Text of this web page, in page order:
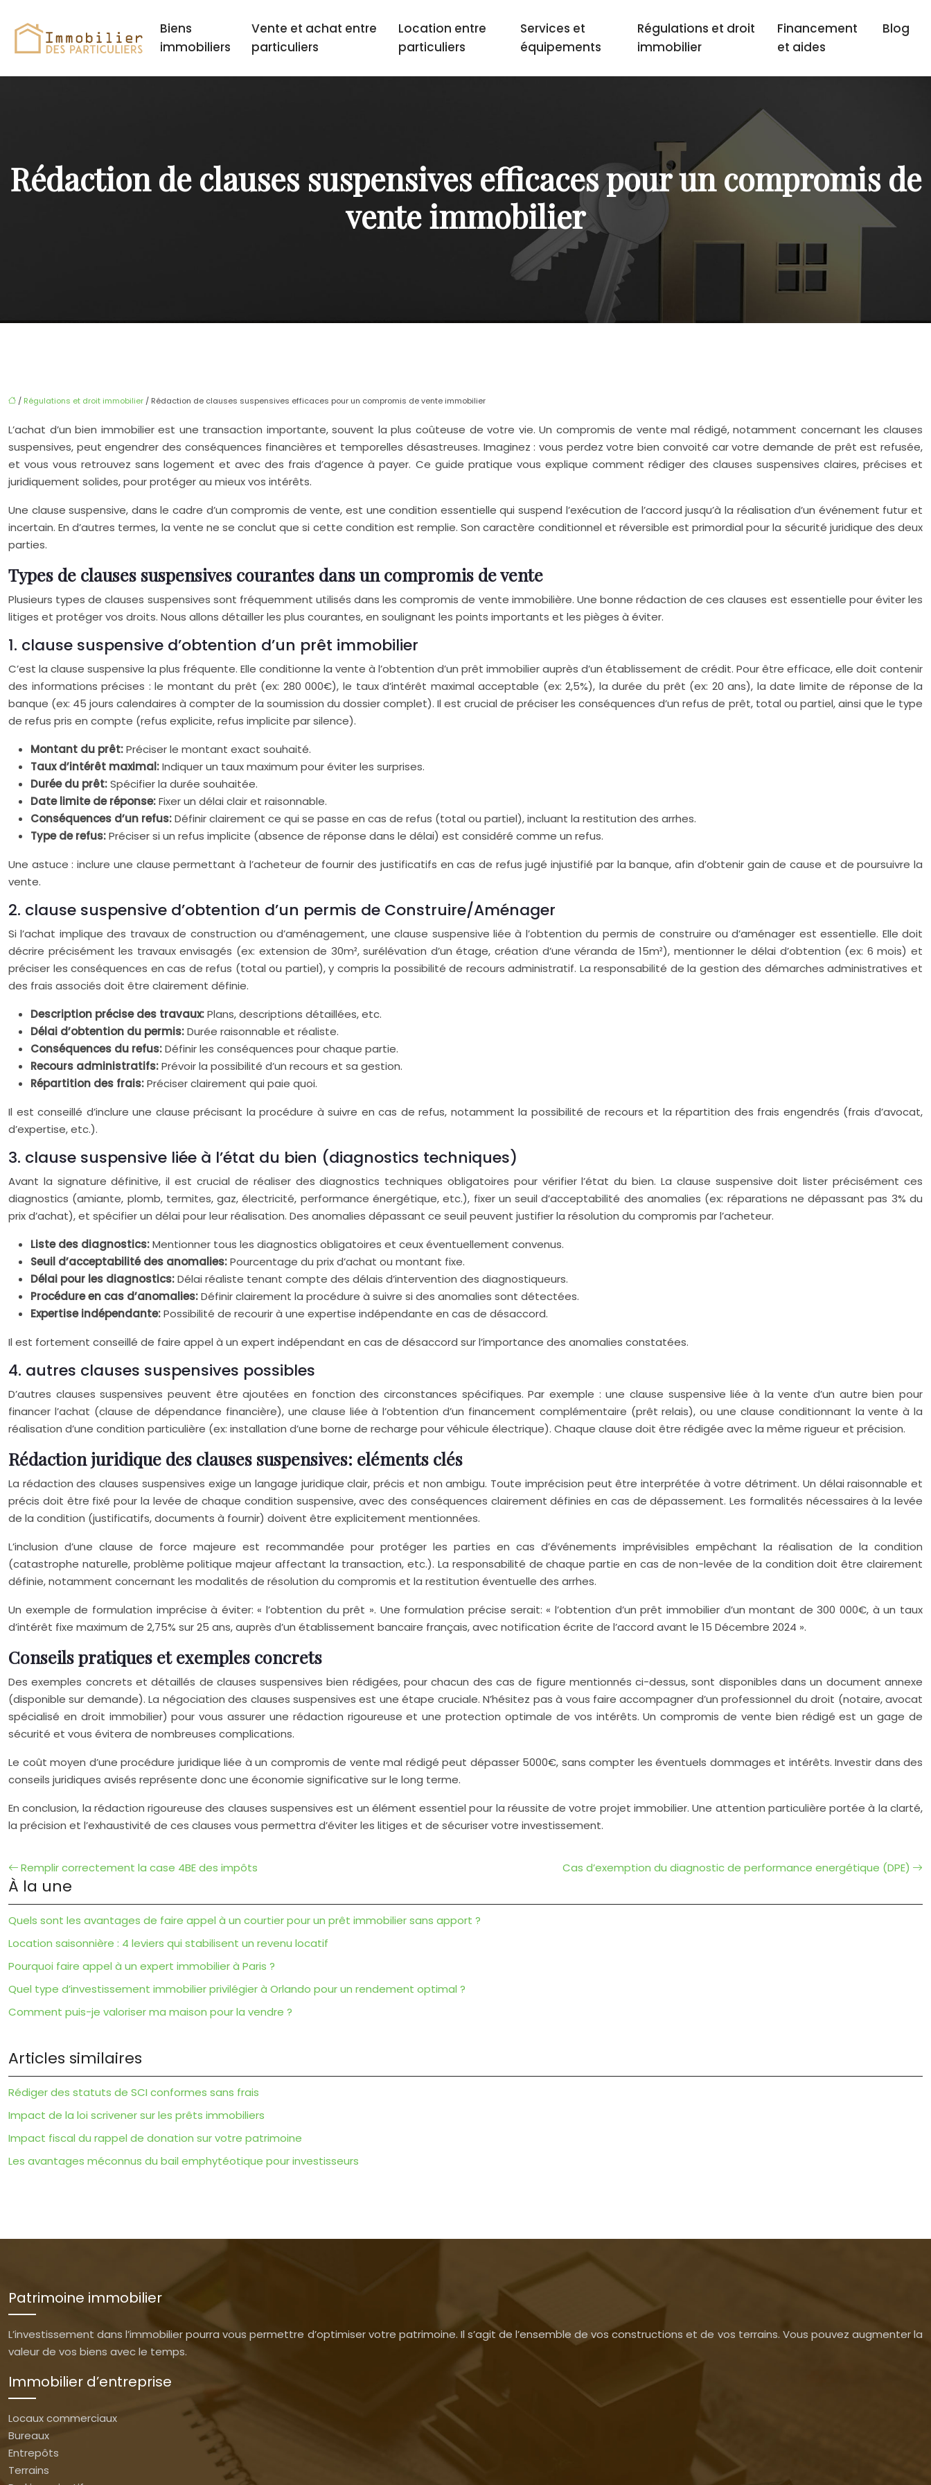
Biens
immobiliers
Vente et achat entre
particuliers
Location entre
particuliers
Services et
équipements
Régulations et droit
immobilier
Financement
et aides
Blog
Rédaction de clauses suspensives efficaces pour un compromis de
vente immobilier
/ Régulations et droit immobilier / Rédaction de clauses suspensives efficaces pour un compromis de vente immobilier
L’achat d’un bien immobilier est une transaction importante, souvent la plus coûteuse de votre vie. Un compromis de vente mal rédigé, notamment concernant les clauses
suspensives, peut engendrer des conséquences financières et temporelles désastreuses. Imaginez : vous perdez votre bien convoité car votre demande de prêt est refusée,
et vous vous retrouvez sans logement et avec des frais d’agence à payer. Ce guide pratique vous explique comment rédiger des clauses suspensives claires, précises et
juridiquement solides, pour protéger au mieux vos intérêts.
Une clause suspensive, dans le cadre d’un compromis de vente, est une condition essentielle qui suspend l’exécution de l’accord jusqu’à la réalisation d’un événement futur et
incertain. En d’autres termes, la vente ne se conclut que si cette condition est remplie. Son caractère conditionnel et réversible est primordial pour la sécurité juridique des deux
parties.
Types de clauses suspensives courantes dans un compromis de vente
Plusieurs types de clauses suspensives sont fréquemment utilisés dans les compromis de vente immobilière. Une bonne rédaction de ces clauses est essentielle pour éviter les
litiges et protéger vos droits. Nous allons détailler les plus courantes, en soulignant les points importants et les pièges à éviter.
1. clause suspensive d’obtention d’un prêt immobilier
C’est la clause suspensive la plus fréquente. Elle conditionne la vente à l’obtention d’un prêt immobilier auprès d’un établissement de crédit. Pour être efficace, elle doit contenir
des informations précises : le montant du prêt (ex: 280 000€), le taux d’intérêt maximal acceptable (ex: 2,5%), la durée du prêt (ex: 20 ans), la date limite de réponse de la
banque (ex: 45 jours calendaires à compter de la soumission du dossier complet). Il est crucial de préciser les conséquences d’un refus de prêt, total ou partiel, ainsi que le type
de refus pris en compte (refus explicite, refus implicite par silence).
Montant du prêt:Préciser le montant exact souhaité.
Taux d’intérêt maximal:Indiquer un taux maximum pour éviter les surprises.
Durée du prêt:Spécifier la durée souhaitée.
Date limite de réponse:Fixer un délai clair et raisonnable.
Conséquences d’un refus:Définir clairement ce qui se passe en cas de refus (total ou partiel), incluant la restitution des arrhes.
Type de refus:Préciser si un refus implicite (absence de réponse dans le délai) est considéré comme un refus.
Une astuce : inclure une clause permettant à l’acheteur de fournir des justificatifs en cas de refus jugé injustifié par la banque, afin d’obtenir gain de cause et de poursuivre la
vente.
2. clause suspensive d’obtention d’un permis de Construire/Aménager
Si l’achat implique des travaux de construction ou d’aménagement, une clause suspensive liée à l’obtention du permis de construire ou d’aménager est essentielle. Elle doit
décrire précisément les travaux envisagés (ex: extension de 30m², surélévation d’un étage, création d’une véranda de 15m²), mentionner le délai d’obtention (ex: 6 mois) et
préciser les conséquences en cas de refus (total ou partiel), y compris la possibilité de recours administratif. La responsabilité de la gestion des démarches administratives et
des frais associés doit être clairement définie.
Description précise des travaux:Plans, descriptions détaillées, etc.
Délai d’obtention du permis:Durée raisonnable et réaliste.
Conséquences du refus:Définir les conséquences pour chaque partie.
Recours administratifs:Prévoir la possibilité d’un recours et sa gestion.
Répartition des frais:Préciser clairement qui paie quoi.
Il est conseillé d’inclure une clause précisant la procédure à suivre en cas de refus, notamment la possibilité de recours et la répartition des frais engendrés (frais d’avocat,
d’expertise, etc.).
3. clause suspensive liée à l’état du bien (diagnostics techniques)
Avant la signature définitive, il est crucial de réaliser des diagnostics techniques obligatoires pour vérifier l’état du bien. La clause suspensive doit lister précisément ces
diagnostics (amiante, plomb, termites, gaz, électricité, performance énergétique, etc.), fixer un seuil d’acceptabilité des anomalies (ex: réparations ne dépassant pas 3% du
prix d’achat), et spécifier un délai pour leur réalisation. Des anomalies dépassant ce seuil peuvent justifier la résolution du compromis par l’acheteur.
Liste des diagnostics:Mentionner tous les diagnostics obligatoires et ceux éventuellement convenus.
Seuil d’acceptabilité des anomalies:Pourcentage du prix d’achat ou montant fixe.
Délai pour les diagnostics:Délai réaliste tenant compte des délais d’intervention des diagnostiqueurs.
Procédure en cas d’anomalies:Définir clairement la procédure à suivre si des anomalies sont détectées.
Expertise indépendante:Possibilité de recourir à une expertise indépendante en cas de désaccord.
Il est fortement conseillé de faire appel à un expert indépendant en cas de désaccord sur l’importance des anomalies constatées.
4. autres clauses suspensives possibles
D’autres clauses suspensives peuvent être ajoutées en fonction des circonstances spécifiques. Par exemple : une clause suspensive liée à la vente d’un autre bien pour
financer l’achat (clause de dépendance financière), une clause liée à l’obtention d’un financement complémentaire (prêt relais), ou une clause conditionnant la vente à la
réalisation d’une condition particulière (ex: installation d’une borne de recharge pour véhicule électrique). Chaque clause doit être rédigée avec la même rigueur et précision.
Rédaction juridique des clauses suspensives: eléments clés
La rédaction des clauses suspensives exige un langage juridique clair, précis et non ambigu. Toute imprécision peut être interprétée à votre détriment. Un délai raisonnable et
précis doit être fixé pour la levée de chaque condition suspensive, avec des conséquences clairement définies en cas de dépassement. Les formalités nécessaires à la levée
de la condition (justificatifs, documents à fournir) doivent être explicitement mentionnées.
L’inclusion d’une clause de force majeure est recommandée pour protéger les parties en cas d’événements imprévisibles empêchant la réalisation de la condition
(catastrophe naturelle, problème politique majeur affectant la transaction, etc.). La responsabilité de chaque partie en cas de non-levée de la condition doit être clairement
définie, notamment concernant les modalités de résolution du compromis et la restitution éventuelle des arrhes.
Un exemple de formulation imprécise à éviter: « l’obtention du prêt ». Une formulation précise serait: « l’obtention d’un prêt immobilier d’un montant de 300 000€, à un taux
d’intérêt fixe maximum de 2,75% sur 25 ans, auprès d’un établissement bancaire français, avec notification écrite de l’accord avant le 15 Décembre 2024 ».
Conseils pratiques et exemples concrets
Des exemples concrets et détaillés de clauses suspensives bien rédigées, pour chacun des cas de figure mentionnés ci-dessus, sont disponibles dans un document annexe
(disponible sur demande). La négociation des clauses suspensives est une étape cruciale. N’hésitez pas à vous faire accompagner d’un professionnel du droit (notaire, avocat
spécialisé en droit immobilier) pour vous assurer une rédaction rigoureuse et une protection optimale de vos intérêts. Un compromis de vente bien rédigé est un gage de
sécurité et vous évitera de nombreuses complications.
Le coût moyen d’une procédure juridique liée à un compromis de vente mal rédigé peut dépasser 5000€, sans compter les éventuels dommages et intérêts. Investir dans des
conseils juridiques avisés représente donc une économie significative sur le long terme.
En conclusion, la rédaction rigoureuse des clauses suspensives est un élément essentiel pour la réussite de votre projet immobilier. Une attention particulière portée à la clarté,
la précision et l’exhaustivité de ces clauses vous permettra d’éviter les litiges et de sécuriser votre investissement.
Remplir correctement la case 4BE des impôts Cas d’exemption du diagnostic de performance energétique (DPE)
À la une
Quels sont les avantages de faire appel à un courtier pour un prêt immobilier sans apport ?
Location saisonnière : 4 leviers qui stabilisent un revenu locatif
Pourquoi faire appel à un expert immobilier à Paris ?
Quel type d’investissement immobilier privilégier à Orlando pour un rendement optimal ?
Comment puis-je valoriser ma maison pour la vendre ?
Articles similaires
Rédiger des statuts de SCI conformes sans frais
Impact de la loi scrivener sur les prêts immobiliers
Impact fiscal du rappel de donation sur votre patrimoine
Les avantages méconnus du bail emphytéotique pour investisseurs
Patrimoine immobilier
L’investissement dans l’immobilier pourra vous permettre d’optimiser votre patrimoine. Il s’agit de l’ensemble de vos constructions et de vos terrains. Vous pouvez augmenter la
valeur de vos biens avec le temps.
Immobilier d’entreprise
Locaux commerciaux
Bureaux
Entrepôts
Terrains